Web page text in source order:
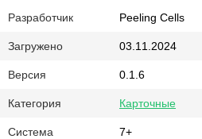
Разработчик Peeling Cells
Загружено 03.11.2024
Версия 0.1.6
Категория Карточные
Система 7+